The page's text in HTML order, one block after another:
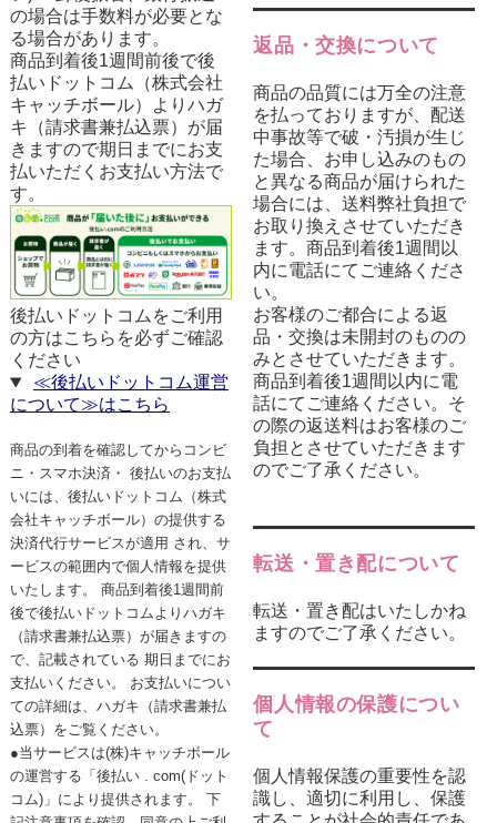
の場合は手数料が必要とな
る場合があります。
商品到着後1週間前後で後
払いドットコム（株式会社
キャッチボール）よりハガ
キ（請求書兼払込票）が届
きますので期日までにお支
払いただくお支払い方法で
す。
後払いドットコムをご利用
の方はこちらを必ずご確認
ください
≪後払いドットコム運営
について≫はこちら
商品の到着を確認してからコンビ
ニ・スマホ決済・ 後払いのお支払
いには、後払いドットコム（株式
会社キャッチボール）の提供する
決済代行サービスが適用 され、サ
ービスの範囲内で個人情報を提供
いたします。 商品到着後1週間前
後で後払いドットコムよりハガキ
（請求書兼払込票）が届きますの
で、記載されている 期日までにお
支払いください。 お支払いについ
ての詳細は、ハガキ（請求書兼払
込票）をご覧ください。
●当サービスは(株)キャッチボール
の運営する「後払い . com(ドット
コム)」により提供されます。 下
返品・交換について
商品の品質には万全の注意
を払っておりますが、配送
中事故等で破・汚損が生じ
た場合、お申し込みのもの
と異なる商品が届けられた
場合には、送料弊社負担で
お取り換えさせていただき
ます。商品到着後1週間以
内に電話にてご連絡くださ
い。
お客様のご都合による返
品・交換は未開封のものの
みとさせていただきます。
商品到着後1週間以内に電
話にてご連絡ください。そ
の際の返送料はお客様のご
負担とさせていただきます
のでご了承ください。
転送・置き配について
転送・置き配はいたしかね
ますのでご了承ください。
個人情報の保護につい
て
個人情報保護の重要性を認
識し、適切に利用し、保護